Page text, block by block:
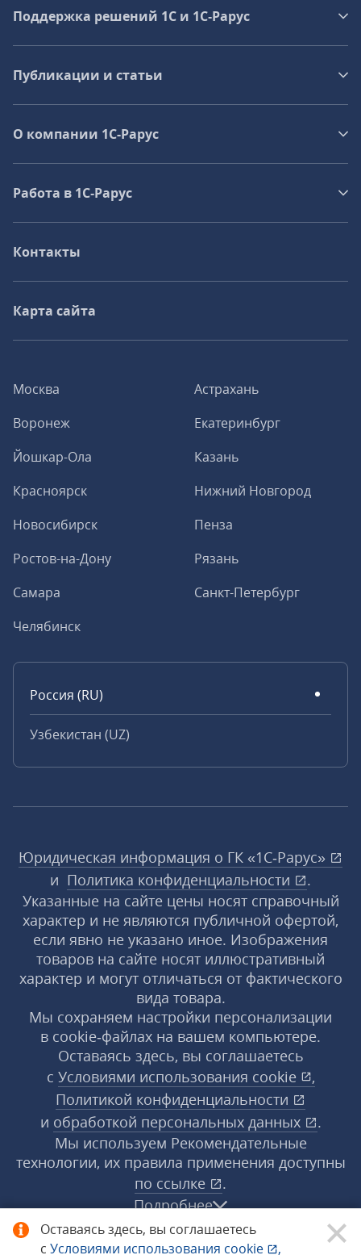
Оставаясь здесь, вы соглашаетесь
с Условиями использования cookie ,
Москва
Астрахань
Воронеж
Екатеринбург
Йошкар-Ола
Казань
Красноярск
Нижний Новгород
Новосибирск
Пенза
Ростов-на-Дону
Рязань
Самара
Санкт-Петербург
Челябинск
Россия (RU)
Узбекистан (UZ)
Поддержка решений 1С и 1С‑Рарус
Публикации и статьи
О компании 1C-Рарус
Работа в 1С‑Рарус
Контакты
Карта сайта
Юридическая информация о ГК «1С‑Рарус»
и Политика конфиденциальности
.
Указанные на сайте цены носят справочный
характер и не являются публичной офертой,
если явно не указано иное. Изображения
товаров на сайте носят иллюстративный
характер и могут отличаться от фактического
вида товара.
Мы сохраняем настройки персонализации
в cookie‑файлах на вашем компьютере.
Оставаясь здесь, вы соглашаетесь
с Условиями использования cookie
,
Политикой конфиденциальности
и обработкой персональных данных
.
Мы используем Рекомендательные
технологии, их правила применения доступны
по ссылке
.
Подробнее